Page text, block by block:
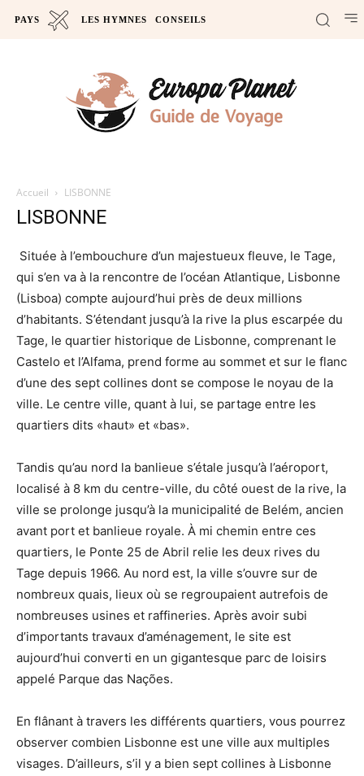
PAYS LES HYMNES CONSEILS
Accueil LISBONNE
LISBONNE
Située à l’embouchure d’un majestueux fleuve, le Tage,
qui s’en va à la rencontre de l’océan Atlantique, Lisbonne
(Lisboa) compte aujourd’hui près de deux millions
d’habitants. S’étendant jusqu’à la rive la plus escarpée du
Tage, le quartier historique de Lisbonne, comprenant le
Castelo et l’Alfama, prend forme au sommet et sur le flanc
d’une des sept collines dont se compose le noyau de la
ville. Le centre ville, quant à lui, se partage entre les
quartiers dits «haut» et «bas».
Tandis qu’au nord la banlieue s’étale jusqu’à l’aéroport,
localisé à 8 km du centre-ville, du côté ouest de la rive, la
ville se prolonge jusqu’à la municipalité de Belém, ancien
avant port et banlieue royale. À mi chemin entre ces
quartiers, le Ponte 25 de Abril relie les deux rives du
Tage depuis 1966. Au nord est, la ville s’ouvre sur de
nombreux quais, lieux où se regroupaient autrefois de
nombreuses usines et raffineries. Après avoir subi
d’importants travaux d’aménagement, le site est
aujourd’hui converti en un gigantesque parc de loisirs
appelé Parque das Nações.
En flânant à travers les différents quartiers, vous pourrez
observer combien Lisbonne est une ville aux multiples
visages. D’ailleurs, s’il y a bien sept collines à Lisbonne